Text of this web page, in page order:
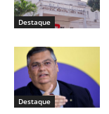
Destaque
Destaque